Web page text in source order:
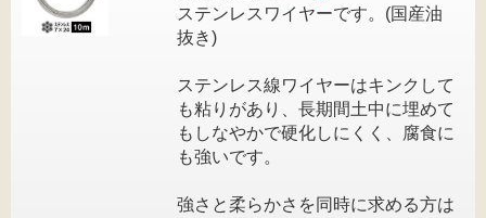
ステンレスワイヤーです。(国産油
抜き)
ステンレス線ワイヤーはキンクして
も粘りがあり、長期間土中に埋めて
もしなやかで硬化しにくく、腐食に
も強いです。
強さと柔らかさを同時に求める方は